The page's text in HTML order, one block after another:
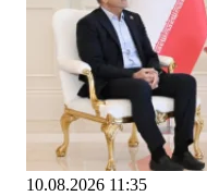
10.08.2026 11:35